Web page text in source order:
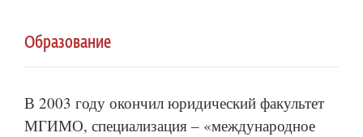
Образование
В 2003 году окончил юридический факультет
МГИМО, специализация – «международное